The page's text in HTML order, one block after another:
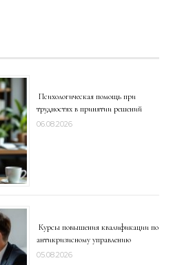
Психологическая помощь при
трудностях в принятии решений
06.08.2026
Курсы повышения квалификации по
антикризисному управлению
05.08.2026